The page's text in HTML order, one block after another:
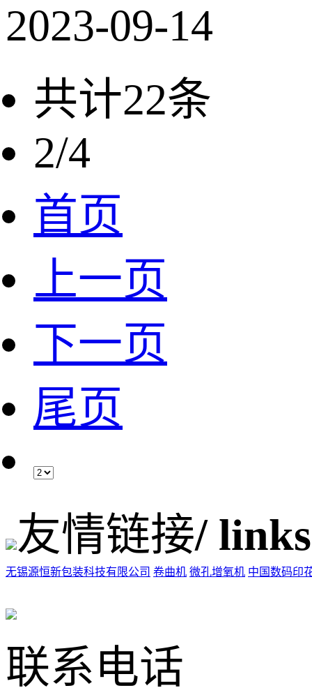
2023-09-14
共计22条
2/4
首页
上一页
下一页
尾页
友情链接/ links
无锡源恒新包装科技有限公司 卷曲机 微孔增氧机 中国数码印
联系电话